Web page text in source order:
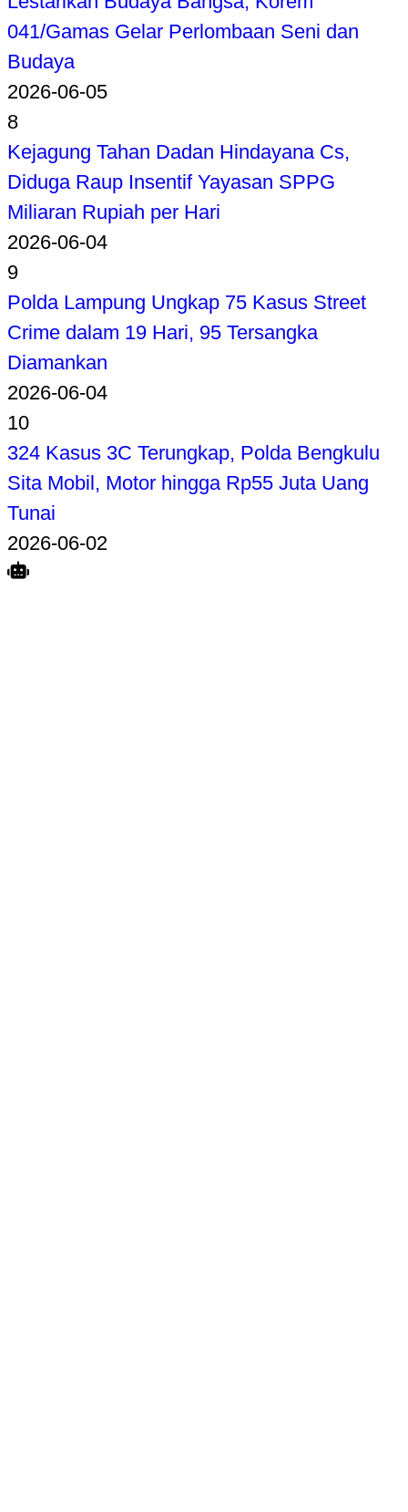
041/Gamas Gelar Perlombaan Seni dan
Budaya
2026-06-05
8
Kejagung Tahan Dadan Hindayana Cs,
Diduga Raup Insentif Yayasan SPPG
Miliaran Rupiah per Hari
2026-06-04
9
Polda Lampung Ungkap 75 Kasus Street
Crime dalam 19 Hari, 95 Tersangka
Diamankan
2026-06-04
10
324 Kasus 3C Terungkap, Polda Bengkulu
Sita Mobil, Motor hingga Rp55 Juta Uang
Tunai
2026-06-02